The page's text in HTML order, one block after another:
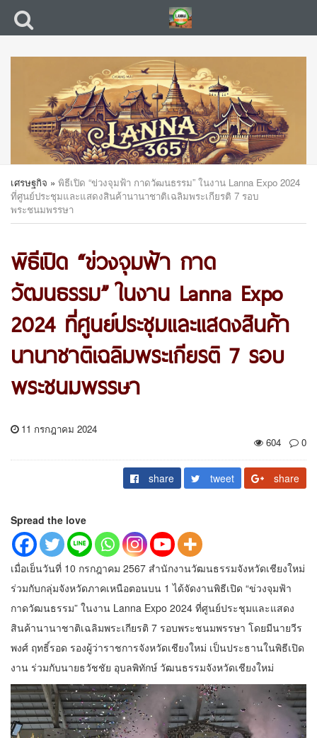
เศรษฐกิจ » พิธีเปิด “ข่วงจุมฟ้า กาดวัฒนธรรม” ในงาน Lanna Expo 2024
ที่ศูนย์ประชุมและแสดงสินค้านานาชาติเฉลิมพระเกียรติ 7 รอบ
พระชนมพรรษา
พิธีเปิด “ข่วงจุมฟ้า กาด
วัฒนธรรม” ในงาน Lanna Expo
2024 ที่ศูนย์ประชุมและแสดงสินค้า
นานาชาติเฉลิมพระเกียรติ 7 รอบ
พระชนมพรรษา
11 กรกฎาคม 2024
604
0
share tweet share
Spread the love
เมื่อเย็นวันที่ 10 กรกฎาคม 2567 สำนักงานวัฒนธรรมจังหวัดเชียงใหม่
ร่วมกับกลุ่มจังหวัดภาคเหนือตอนบน 1 ได้จัดงานพิธีเปิด “ข่วงจุมฟ้า
กาดวัฒนธรรม” ในงาน Lanna Expo 2024 ที่ศูนย์ประชุมและแสดง
สินค้านานาชาติเฉลิมพระเกียรติ 7 รอบพระชนมพรรษา โดยมีนายวีร
พงศ์ ฤทธิ์รอด รองผู้ว่าราชการจังหวัดเชียงใหม่ เป็นประธานในพิธีเปิด
งาน ร่วมกับนายธวัชชัย อุบลพิทักษ์ วัฒนธรรมจังหวัดเชียงใหม่